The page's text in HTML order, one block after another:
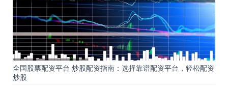
全国股票配资平台 炒股配资指南：选择靠谱配资平台，轻松配资
炒股